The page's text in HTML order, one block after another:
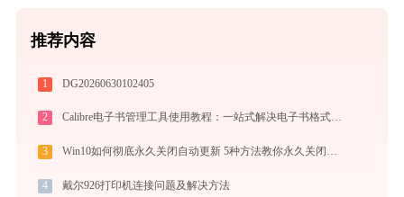
推荐内容
1 DG20260630102405
2 Calibre电子书管理工具使用教程：一站式解决电子书格式转换、元数据管理与设备同步
3 Win10如何彻底永久关闭自动更新 5种方法教你永久关闭win10自动更新
4 戴尔926打印机连接问题及解决方法